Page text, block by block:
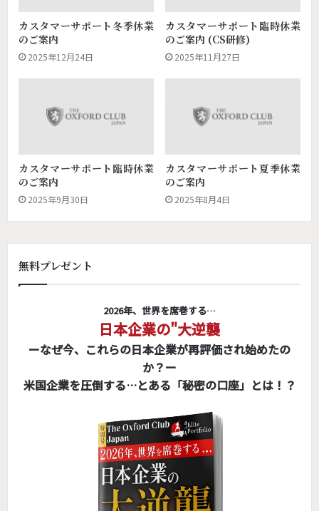
カスタマーサポート冬季休業
のご案内
2025年12月24日
カスタマーサポート臨時休業
のご案内 (CS研修)
2025年11月27日
カスタマーサポート臨時休業
のご案内
2025年9月30日
カスタマーサポート夏季休業
のご案内
2025年8月4日
無料プレゼント
2026年、世界を席巻する…
日本企業の"大逆襲
ーなぜ今、これらの日本企業が再評価され始めたの
か？ー
米国企業を圧倒する…とある「秘密の口座」とは！？